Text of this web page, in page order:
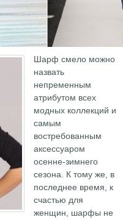
Шарф смело можно
назвать
непременным
атрибутом всех
модных коллекций и
самым
востребованным
аксессуаром
осенне-зимнего
сезона. К тому же, в
последнее время, к
счастью для
женщин, шарфы не